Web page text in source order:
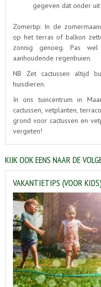
gegeven dat onder
Zomertip: In de
op het terras of balkon
zonnig genoeg. Pas
aanhoudende regenbuien.
NB Zet cactussen altijd
huisdieren.
In ons tuincentrum in
cactussen, vetplanten,
grond voor cactussen en
vergeten!
KIJK OOK EENS NAAR DE
VAKANTIETIPS (VOOR